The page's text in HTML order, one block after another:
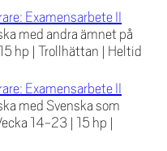
Examensarbete II
med andra ämnet på
15 hp | Trollhättan | Heltid
Examensarbete II
med Svenska som
14-23 | 15 hp |